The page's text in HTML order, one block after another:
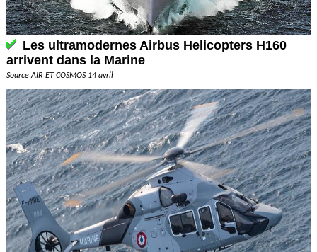
Les ultramodernes Airbus Helicopters H160
arrivent dans la Marine
Source AIR ET COSMOS 14 avril